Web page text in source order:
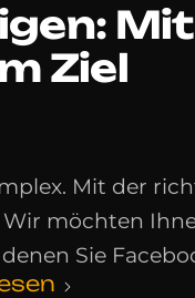
Ziel
Mit der
möchten
Sie